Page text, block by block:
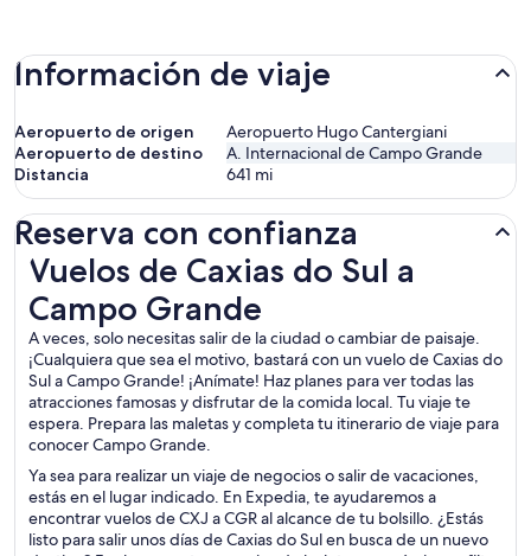
Información de viaje
Aeropuerto de origen
Aeropuerto Hugo Cantergiani
Aeropuerto de destino
A. Internacional de Campo Grande
Distancia
641 mi
Reserva con confianza
Vuelos de Caxias do Sul a
Campo Grande
A veces, solo necesitas salir de la ciudad o cambiar de paisaje.
¡Cualquiera que sea el motivo, bastará con un vuelo de Caxias do
Sul a Campo Grande! ¡Anímate! Haz planes para ver todas las
atracciones famosas y disfrutar de la comida local. Tu viaje te
espera. Prepara las maletas y completa tu itinerario de viaje para
conocer Campo Grande.
Ya sea para realizar un viaje de negocios o salir de vacaciones,
estás en el lugar indicado. En Expedia, te ayudaremos a
encontrar vuelos de CXJ a CGR al alcance de tu bolsillo. ¿Estás
listo para salir unos días de Caxias do Sul en busca de un nuevo
Vuelos de Caxias do Sul a Campo Grande